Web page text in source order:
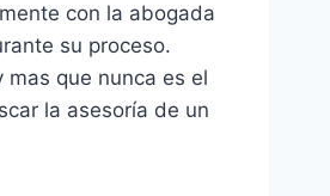
con la abogada
su proceso.
mas que nunca es el
la asesoría de un